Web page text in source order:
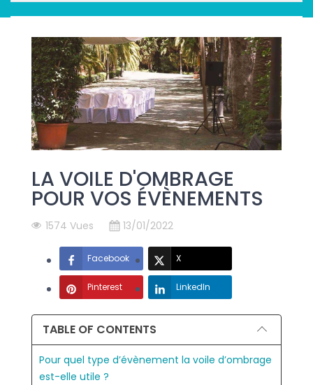
LA VOILE D'OMBRAGE
POUR VOS ÉVÈNEMENTS
1574 Vues 13/01/2022
Facebook X
Pinterest LinkedIn
TABLE OF CONTENTS
Pour quel type d’évènement la voile d’ombrage
est-elle utile ?